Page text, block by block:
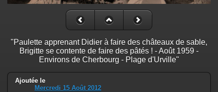
"Paulette apprenant Didier à faire des châteaux de sable,
Brigitte se contente de faire des pâtés ! - Août 1959 -
Environs de Cherbourg - Plage d'Urville"
Ajoutée le
Mercredi 15 Août 2012